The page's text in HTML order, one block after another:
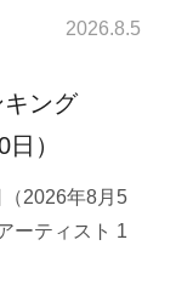
2026.8.5
キング
）
2026年8月5
ーティスト 1